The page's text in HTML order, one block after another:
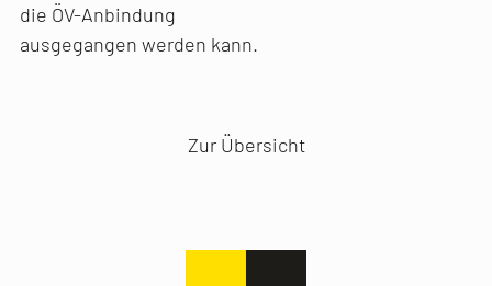
die ÖV-Anbindung
ausgegangen werden kann.
Zur Übersicht